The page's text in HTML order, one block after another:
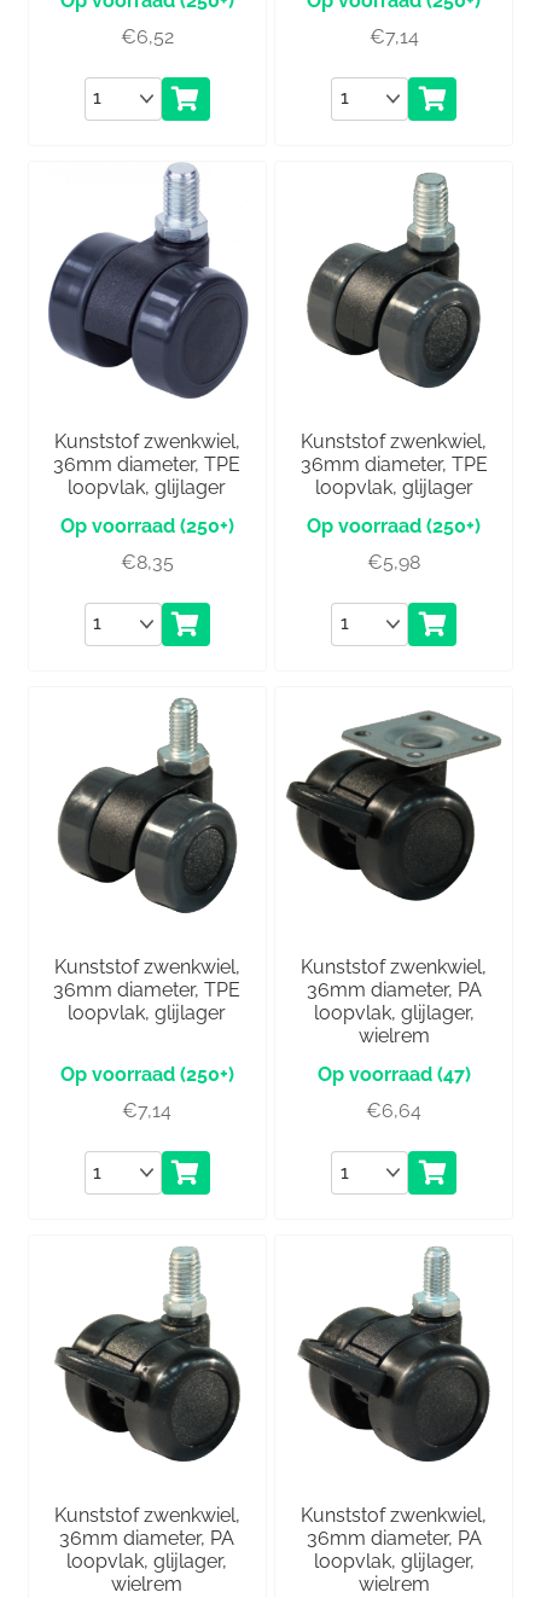
€6,52
Aantal
€7,14
Aantal
Kunststof zwenkwiel,
36mm diameter, TPE
loopvlak, glijlager
(250+)
€8,35
Aantal
Kunststof zwenkwiel,
36mm diameter, TPE
loopvlak, glijlager
(250+)
€5,98
Aantal
Kunststof zwenkwiel,
36mm diameter, TPE
loopvlak, glijlager
(250+)
€7,14
Aantal
Kunststof zwenkwiel,
36mm diameter, PA
loopvlak, glijlager,
wielrem
(47)
€6,64
Aantal
Kunststof zwenkwiel,
36mm diameter, PA
loopvlak, glijlager,
wielrem
Kunststof zwenkwiel,
36mm diameter, PA
loopvlak, glijlager,
wielrem